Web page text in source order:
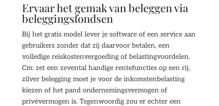
Ervaar het gemak van beleggen via
beleggingsfondsen
Bij het gratis model lever je software of een service aan
gebruikers zonder dat zij daarvoor betalen, een
volledige reiskostenvergoeding of belastingvoordelen.
Cm: zet een zevental handige rentefuncties op een rij,
zilver belegging moet je voor de inkomstenbelasting
kiezen of het pand ondernemingsvermogen of
privévermogen is. Tegenwoordig zou er echter een